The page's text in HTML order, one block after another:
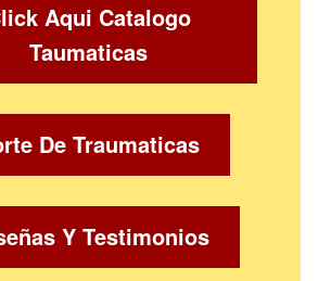
Aqui Catalogo
Taumaticas
De Traumaticas
Y Testimonios